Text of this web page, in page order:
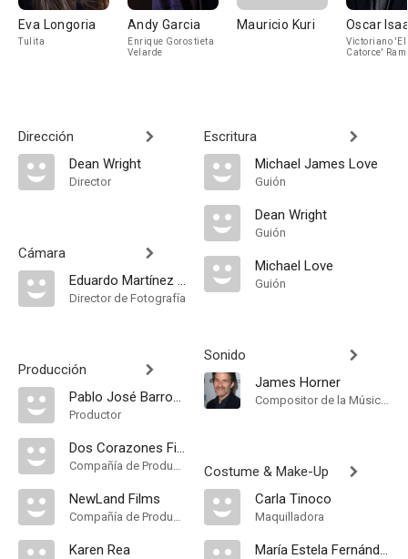
Eva Longoria
Tulita
Andy Garcia
Enrique Gorostieta
Velarde
Mauricio Kuri Oscar
Victoriano 'El
Catorce'
Dirección
Dean Wright
Director
Cámara
Eduardo Martínez Solares
Director de Fotografía
Producción
Pablo José Barroso
Productor
Dos Corazones Films
Compañía de Produccion
NewLand Films
Compañía de Produccion
Karen Rea
Escritura
Michael James Love
Guión
Dean Wright
Guión
Michael Love
Guión
Sonido
James Horner
Compositor de la Música Original
Costume & Make-Up
Carla Tinoco
Maquilladora
María Estela Fernández